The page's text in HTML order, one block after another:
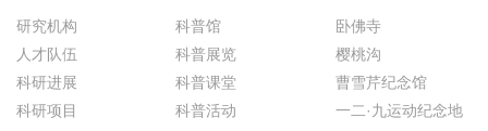
研究机构
人才队伍
科研进展
科研项目
科普馆
科普展览
科普课堂
科普活动
卧佛寺
樱桃沟
曹雪芹纪念馆
一二·九运动纪念地